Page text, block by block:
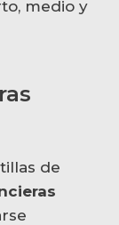
medio y
de